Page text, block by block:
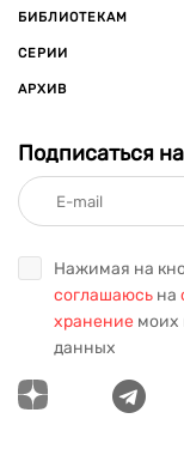
БИБЛИОТЕКАМ
СЕРИИ
АРХИВ
Подписаться
Нажимая на
соглашаюсь на
хранение моих
данных